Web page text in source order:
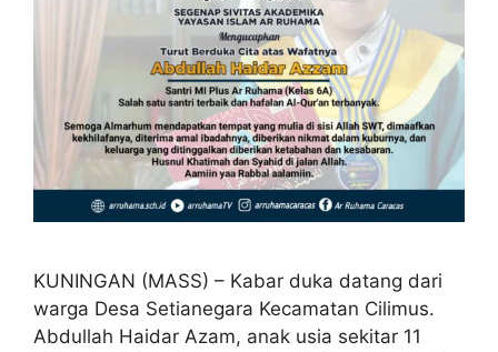
KUNINGAN (MASS) – Kabar duka datang dari
warga Desa Setianegara Kecamatan Cilimus.
Abdullah Haidar Azam, anak usia sekitar 11